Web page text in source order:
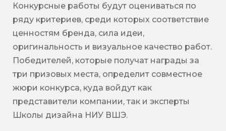
Конкурсные работы будут оцениваться по
ряду критериев, среди которых соответствие
ценностям бренда, сила идеи,
оригинальность и визуальное качество работ.
Победителей, которые получат награды за
три призовых места, определит совместное
жюри конкурса, куда войдут как
представители компании, так и эксперты
Школы дизайна НИУ ВШЭ.